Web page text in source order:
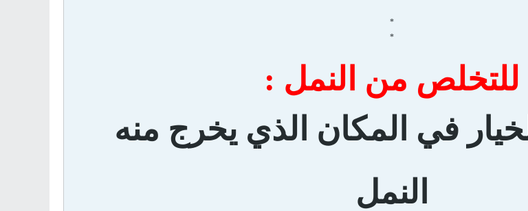
*
*
للتخلص من النمل :
في المكان الذي يخرج منه
النمل